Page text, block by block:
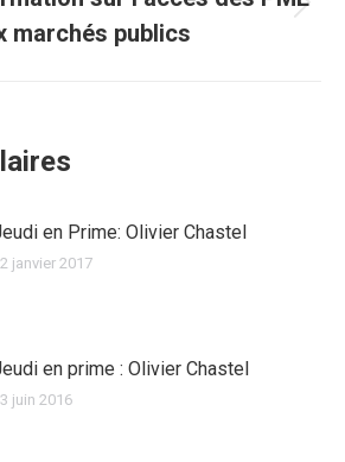
suivant
marchés publics
en Prime: Olivier Chastel
janvier 2017
en prime : Olivier Chastel
juin 2016